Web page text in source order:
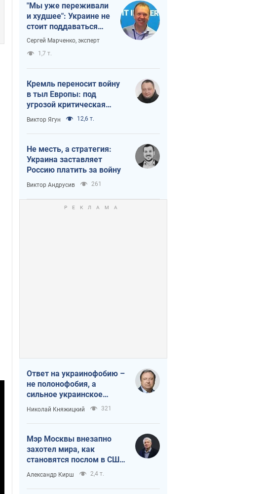
"Мы уже переживали
и худшее": Украине не
стоит поддаваться
отчаянию из-за
Сергей Марченко, эксперт
1,7 т.
Кремль переносит войну
в тыл Европы: под
угрозой критическая
логистика
Виктор Ягун 12,6 т.
Не месть, а стратегия:
Украина заставляет
Россию платить за войну
Виктор Андрусив 261
Ответ на украинофобию –
не полонофобия, а
сильное украинское
государство
Николай Княжицкий 321
Мэр Москвы внезапно
захотел мира, как
становятся послом в США
и новые украинские топ-
рейтинги
Александр Кирш 2,4 т.